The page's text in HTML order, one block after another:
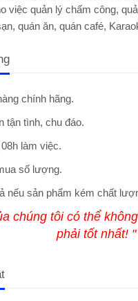
việc quản lý chấm công,
quán ăn, quán café,
chính hãng.
tận tình, chu đáo.
làm việc.
số lượng.
nếu sản phẩm kém chất
chúng tôi có thể
phải tốt nhất! "